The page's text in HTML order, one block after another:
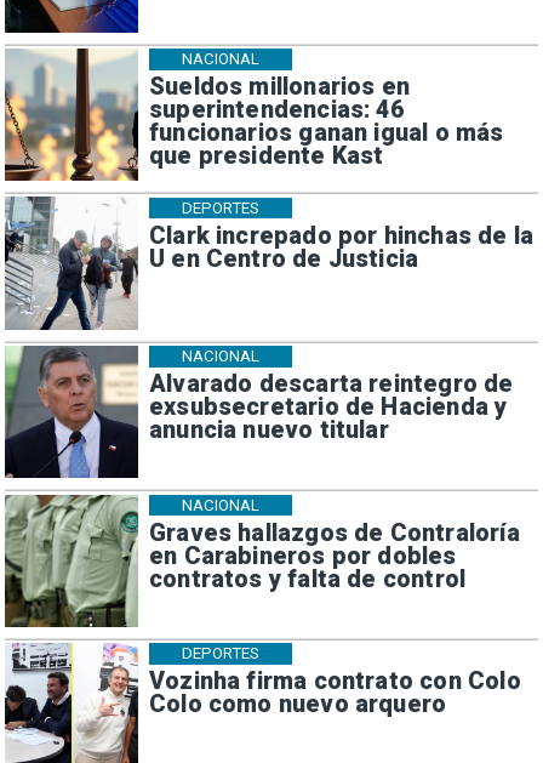
Sueldos millonarios en
superintendencias: 46
funcionarios ganan igual o más
que presidente Kast
NACIONAL
Clark increpado por hinchas de la
U en Centro de Justicia
DEPORTES
Alvarado descarta reintegro de
exsubsecretario de Hacienda y
anuncia nuevo titular
NACIONAL
Graves hallazgos de Contraloría
en Carabineros por dobles
contratos y falta de control
NACIONAL
Vozinha firma contrato con Colo
Colo como nuevo arquero
DEPORTES